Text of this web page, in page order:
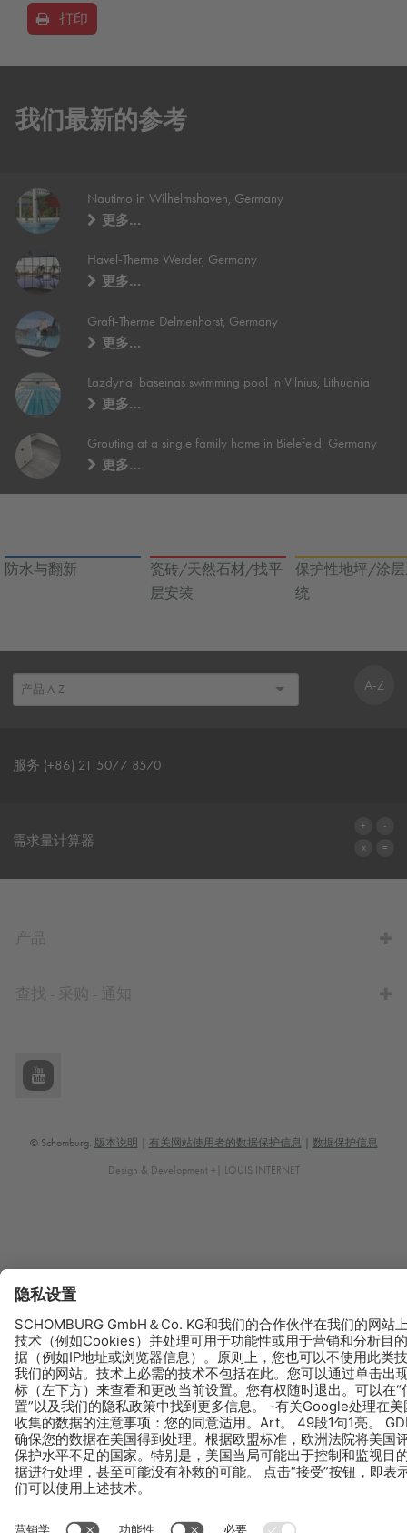
打印
我们最新的参考
Nautimo in Wilhelmshaven, Germany
更多…
Havel-Therme Werder, Germany
更多…
Graft-Therme Delmenhorst, Germany
更多…
Lazdynai baseinas swimming pool in Vilnius, Lithuania
更多…
Grouting at a single family home in Bielefeld, Germany
更多…
防水与翻新
瓷砖/天然石材/找平
层安装
保护性地坪/涂
统
A-Z
服务 (+86) 21 5077 8570
需求量计算器
© Schomburg. 版本说明 有关网站使用者的数据保护信息 数据保护信息
Design & Development +| LOUIS INTERNET